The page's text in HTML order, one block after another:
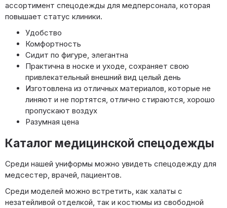
ассортимент спецодежды для медперсонала, которая
повышает статус клиники.
Удобство
Комфортность
Сидит по фигуре, элегантна
Практична в носке и уходе, сохраняет свою
привлекательный внешний вид целый день
Изготовлена из отличных материалов, которые не
линяют и не портятся, отлично стираются, хорошо
пропускают воздух
Разумная цена
Каталог медицинской спецодежды
Среди нашей униформы можно увидеть спецодежду для
медсестер, врачей, пациентов.
Среди моделей можно встретить, как халаты с
незатейливой отделкой, так и костюмы из свободной